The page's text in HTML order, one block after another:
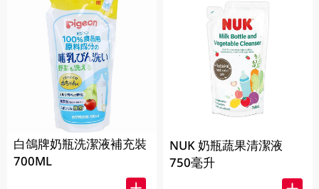
白鴿牌奶瓶洗潔液補充裝
700ML
NUK 奶瓶蔬果清潔液
750毫升